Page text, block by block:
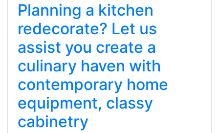
Planning a kitchen
redecorate? Let us
assist you create a
culinary haven with
contemporary home
equipment, classy
cabinetry